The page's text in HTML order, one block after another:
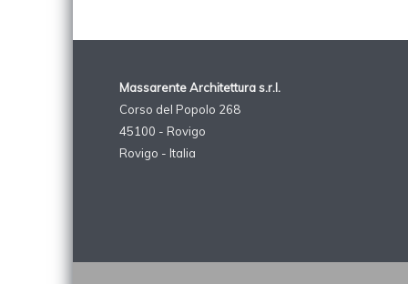
Massarente Architettura s.r.l.
Corso del Popolo 268
45100 - Rovigo
Rovigo - Italia